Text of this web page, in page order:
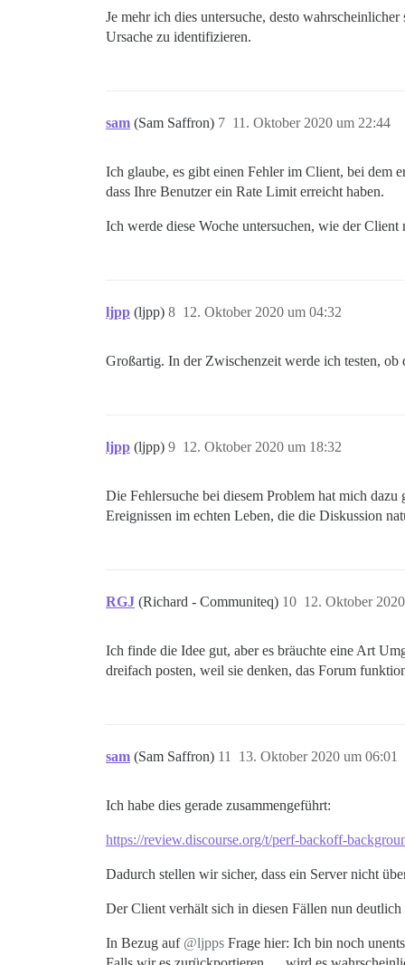
Je mehr ich dies untersuche, desto
Ursache zu identifizieren.
sam (Sam Saffron) 11. Oktober 2020 um 22:44
7
Ich glaube, es gibt einen Fehler im Client, bei dem
dass Ihre Benutzer ein Rate Limit erreicht haben.
Ich werde diese Woche untersuchen, wie der
ljpp (ljpp) 12. Oktober 2020 um 04:32
8
Großartig. In der Zwischenzeit werde ich testen,
ljpp (ljpp) 12. Oktober 2020 um 18:32
9
Die Fehlersuche bei diesem Problem hat mich
Ereignissen im echten Leben, die die Diskussion
RGJ (Richard - Communiteq) 12. Oktober
10
Ich finde die Idee gut, aber es bräuchte eine Art
dreifach posten, weil sie denken, das Forum
sam (Sam Saffron) 13. Oktober 2020 um 06:01
11
Ich habe dies gerade zusammengeführt:
https://review.discourse.org/t/perf-backoff-
Dadurch stellen wir sicher, dass ein Server nicht
Der Client verhält sich in diesen Fällen nun deutlich
In Bezug auf @ljpps Frage hier: Ich bin noch